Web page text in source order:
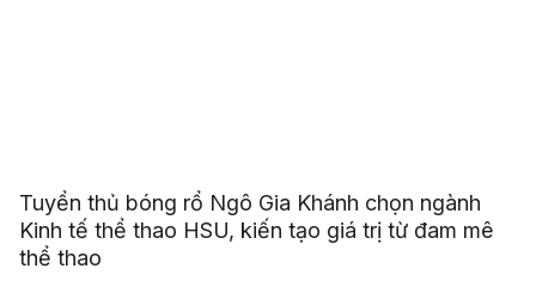
Tuyển thủ bóng rổ Ngô Gia Khánh chọn ngành
Kinh tế thể thao HSU, kiến tạo giá trị từ đam mê
thể thao